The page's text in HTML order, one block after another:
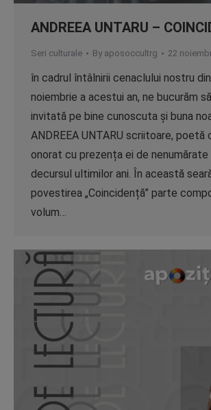
ANDREEA UNTARU –
Seri culturale By aposoccultrg 22
în cadrul întâlnirii cenaclului nostru
noiembrie a acestui an, ne bucurăm
invitată pe bine cunoscuta și buna
ANDREEA UNTARU scriitoare, poetă
onorat cu prezența ei de nenumărate
decursul ultimilor ani. În această
povestirea „Coincidență” parte
volum…